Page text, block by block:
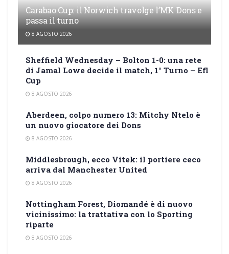
Carabao Cup: il Norwich travolge l’MK Dons e
passa il turno
8 AGOSTO 2026
Sheffield Wednesday – Bolton 1-0: una rete
di Jamal Lowe decide il match, 1° Turno – Efl
Cup
8 AGOSTO 2026
Aberdeen, colpo numero 13: Mitchy Ntelo è
un nuovo giocatore dei Dons
8 AGOSTO 2026
Middlesbrough, ecco Vitek: il portiere ceco
arriva dal Manchester United
8 AGOSTO 2026
Nottingham Forest, Diomandé è di nuovo
vicinissimo: la trattativa con lo Sporting
riparte
8 AGOSTO 2026